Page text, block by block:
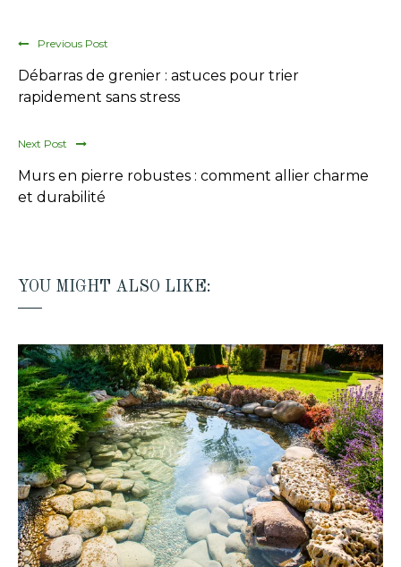
Previous Post
Débarras de grenier : astuces pour trier
rapidement sans stress
Next Post
Murs en pierre robustes : comment allier charme
et durabilité
YOU MIGHT ALSO LIKE: